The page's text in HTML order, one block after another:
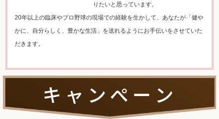
りたいと思っています。
20年以上の臨床やプロ野球の現場での経験を生かして、 あなたが「健や
かに、自分らしく、豊かな生活」 を送れるようにお手伝いをさせていた
だきます。